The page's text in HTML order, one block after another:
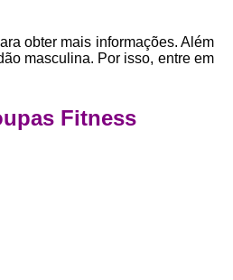
Private Label Roupas
Private Label Roupas Infantil
Private Label Roupas
Estamparia de Camiseta
obter mais informações. Além
masculina. Por isso, entre em
Fitness